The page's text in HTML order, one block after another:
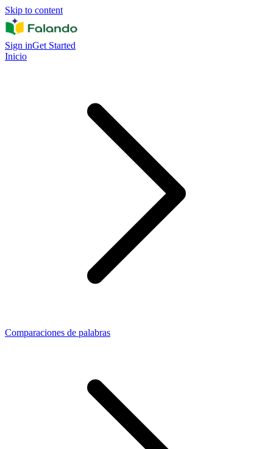
Skip to content
Sign inGet Started
Inicio
Comparaciones de palabras